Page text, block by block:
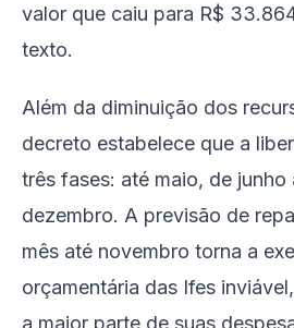
valor que caiu para R$
texto.
Além da diminuição dos
decreto estabelece que a
três fases: até maio, de junho
dezembro. A previsão de
mês até novembro torna a
orçamentária das Ifes
a maior parte de suas